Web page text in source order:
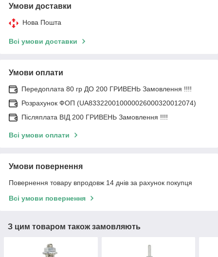
Умови доставки
Нова Пошта
Всі умови доставки
Умови оплати
Передоплата 80 гр ДО 200 ГРИВЕНЬ Замовлення !!!!
Розрахунок ФОП (UA833220010000026000320012074)
Післяплата ВІД 200 ГРИВЕНЬ Замовлення !!!!
Всі умови оплати
Умови повернення
Повернення товару впродовж 14 днів за рахунок покупця
Всі умови повернення
З цим товаром також замовляють